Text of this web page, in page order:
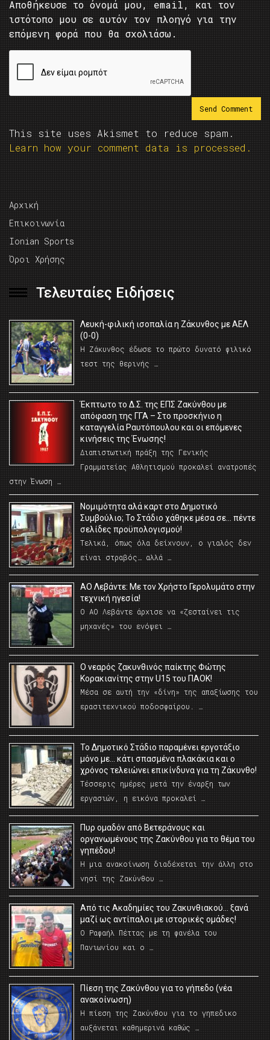
Αποθήκευσε το όνομά μου, email, και τον
ιστότοπο μου σε αυτόν τον πλοηγό για την
επόμενη φορά που θα σχολιάσω.
This site uses Akismet to reduce spam.
Learn how your comment data is processed.
Αρχική
Επικοινωνία
Ionian Sports
Όροι Χρήσης
Τελευταίες Ειδήσεις
Λευκή-φιλική ισοπαλία η Ζάκυνθος με ΑΕΛ
(0-0)
Η Ζάκυνθος έδωσε το πρώτο δυνατό φιλικό
τεστ της θερινής …
Έκπτωτο το Δ.Σ. της ΕΠΣ Ζακύνθου με
απόφαση της ΓΓΑ – Στο προσκήνιο η
καταγγελία Ραυτόπουλου και οι επόμενες
κινήσεις της Ένωσης!
Διαπιστωτική πράξη της Γενικής
Γραμματείας Αθλητισμού προκαλεί ανατροπές
στην Ένωση …
Νομιμότητα αλά καρτ στο Δημοτικό
Συμβούλιο; Το Στάδιο χάθηκε μέσα σε… πέντε
σελίδες προϋπολογισμού!
Τελικά, όπως όλα δείχνουν, ο γιαλός δεν
είναι στραβός… αλλά …
ΑΟ Λεβάντε: Με τον Χρήστο Γερολυμάτο στην
τεχνική ηγεσία!
Ο ΑΟ Λεβάντε άρχισε να «ζεσταίνει τις
μηχανές» του ενόψει …
O νεαρός ζακυνθινός παίκτης Φώτης
Κορακιανίτης στην U15 του ΠΑΟΚ!
Μέσα σε αυτή την «δίνη» της απαξίωσης του
ερασιτεχνικού ποδοσφαίρου. …
Το Δημοτικό Στάδιο παραμένει εργοτάξιο
μόνο με… κάτι σπασμένα πλακάκια και ο
χρόνος τελειώνει επικίνδυνα για τη Ζάκυνθο!
Τέσσερις ημέρες μετά την έναρξη των
εργασιών, η εικόνα προκαλεί …
Πυρ ομαδόν από Βετεράνους και
οργανωμένους της Ζακύνθου για το θέμα του
γηπέδου!
Η μια ανακοίνωση διαδέχεται την άλλη στο
νησί της Ζακύνθου …
Από τις Ακαδημίες του Ζακυνθιακού… ξανά
μαζί ως αντίπαλοι με ιστορικές ομάδες!
Ο Ραφαήλ Πέττας με τη φανέλα του
Πανιωνίου και ο …
Πίεση της Ζακύνθου για το γήπεδο (νέα
ανακοίνωση)
Η πίεση της Ζακύνθου για το γηπεδικο
αυξάνεται καθημερινά καθώς …